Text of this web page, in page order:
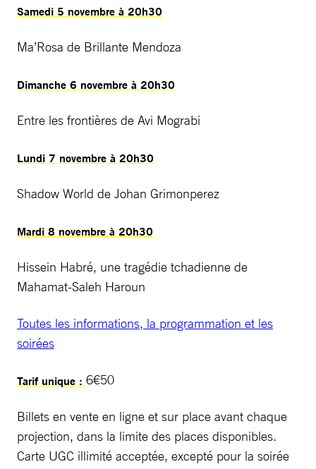
Samedi 5 novembre à 20h30
Ma’Rosa de Brillante Mendoza
Dimanche 6 novembre à 20h30
Entre les frontières de Avi Mograbi
Lundi 7 novembre à 20h30
Shadow World de Johan Grimonperez
Mardi 8 novembre à 20h30
Hissein Habré, une tragédie tchadienne de
Mahamat-Saleh Haroun
Toutes les informations, la programmation et les
soirées
Tarif unique : 6€50
Billets en vente en ligne et sur place avant chaque
projection, dans la limite des places disponibles.
Carte UGC illimité acceptée, excepté pour la soirée